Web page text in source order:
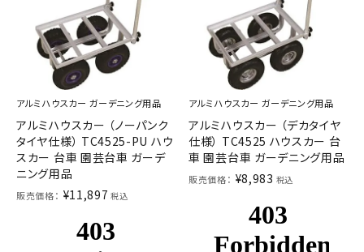
メールでのお問い合わせ
info@agriz.net
FAXでのご注文
0739-72-453224時間受付
アルミハウスカー ガーデニング用品
アルミハウスカー （ノーパンク
タイヤ仕様） TC4525-PU ハウ
スカー 台車 園芸台車 ガーデ
ニング用品
販売価格： ¥11,897 税込
アルミハウスカー ガーデニング用品
アルミハウスカー （デカタイヤ
仕様） TC4525 ハウスカー 台
車 園芸台車 ガーデニング用品
販売価格： ¥8,983 税込